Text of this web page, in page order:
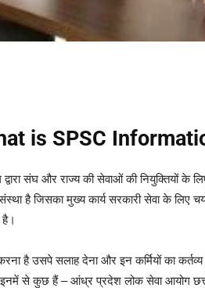
is SPSC
द्वारा संघ और राज्य की सेवाओं की नियुक्तियों के
संस्था है जिसका मुख्य कार्य सरकारी सेवा के लिए
है उसपे सलाह देना और इन कर्मियों का कर्तव्य
से कुछ हैं – आंध्र प्रदेश लोक सेवा आयोग